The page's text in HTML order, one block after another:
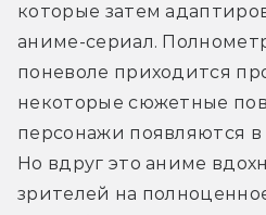
которые затем
аниме-сериал.
поневоле приходится
некоторые сюжетные
персонажи появляются
Но вдруг это аниме
зрителей на